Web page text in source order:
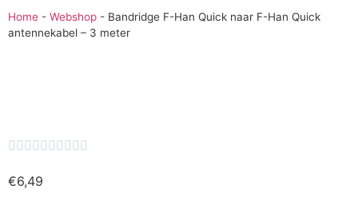
Home - Webshop - Bandridge F-Han Quick naar F-Han Quick
antennekabel – 3 meter
         
€6,49